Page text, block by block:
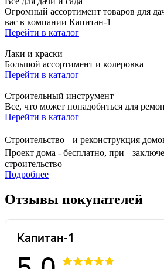
Огромный ассортимент товаров для
вас в компании Капитан-1
Перейти в каталог
Лаки и краски
Большой ассортимент и колеровка
Перейти в каталог
Строительный инструмент
Все, что может понадобиться для
Перейти в каталог
Строительство и реконструкция
Проект дома - бесплатно, при
строительство
Подробнее
Отзывы покупателей